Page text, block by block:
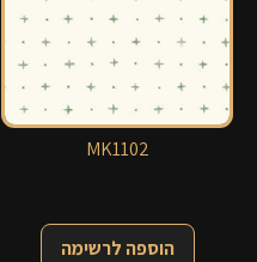
MK1102
הוספה לרשימה